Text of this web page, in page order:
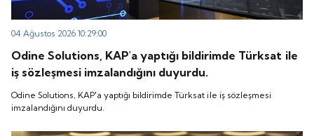
04 Ağustos 2026 10:29:00
Odine Solutions, KAP'a yaptığı bildirimde Türksat ile
iş sözleşmesi imzalandığını duyurdu.
Odine Solutions, KAP'a yaptığı bildirimde Türksat ile iş sözleşmesi
imzalandığını duyurdu.